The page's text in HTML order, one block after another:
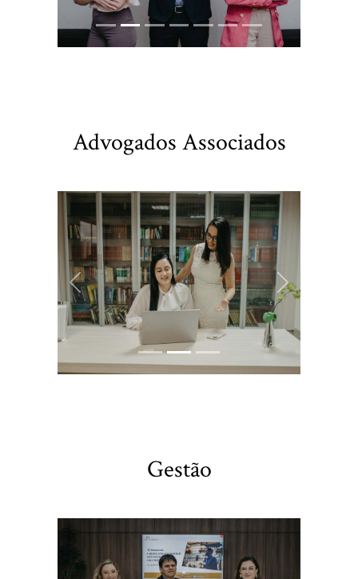
Advogados Associados
Previous Next
Gestão